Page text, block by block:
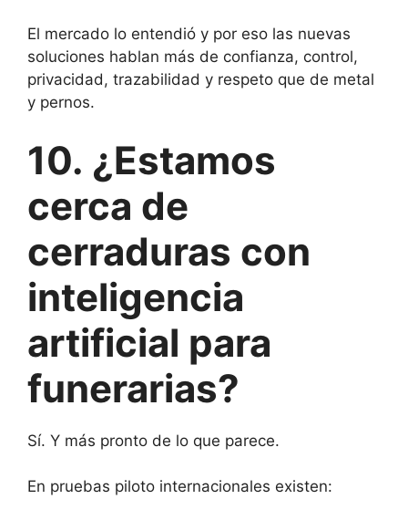
El mercado lo entendió y por eso las nuevas
soluciones hablan más de confianza, control,
privacidad, trazabilidad y respeto que de metal
y pernos.
10. ¿Estamos
cerca de
cerraduras con
inteligencia
artificial para
funerarias?
Sí. Y más pronto de lo que parece.
En pruebas piloto internacionales existen: